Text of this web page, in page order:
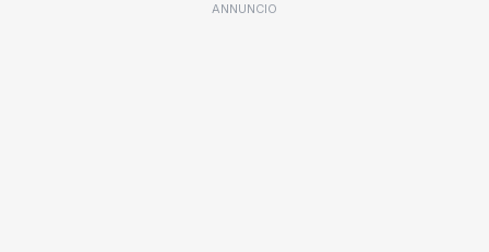
ANNUNCIO